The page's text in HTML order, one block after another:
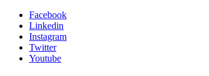
Facebook
Linkedin
Instagram
Twitter
Youtube